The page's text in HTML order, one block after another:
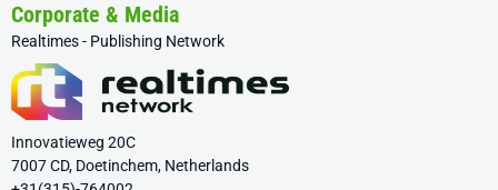
Corporate & Media
Realtimes - Publishing Network
Innovatieweg 20C
7007 CD, Doetinchem, Netherlands